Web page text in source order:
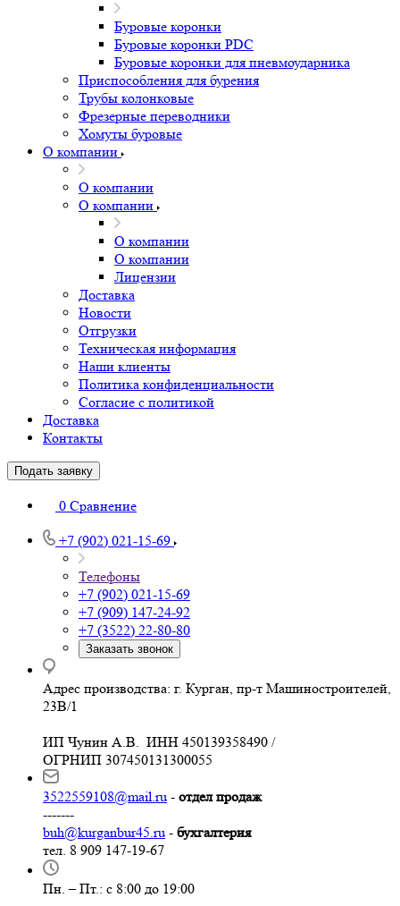
Буровые коронки
Буровые коронки PDC
Буровые коронки для пневмоударника
Приспособления для бурения
Трубы колонковые
Фрезерные переводники
Хомуты буровые
О компании
О компании
О компании
О компании
О компании
Лицензии
Доставка
Новости
Отгрузки
Техническая информация
Наши клиенты
Политика конфиденциальности
Согласие с политикой
Доставка
Контакты
Подать заявку
0 Сравнение
+7 (902) 021-15-69
Телефоны
+7 (902) 021-15-69
+7 (909) 147-24-92
+7 (3522) 22-80-80
Заказать звонок
Адрес производства: г. Курган, пр-т Машиностроителей,
23В/1
ИП Чунин А.В. ИНН 450139358490 /
ОГРНИП 307450131300055
3522559108@mail.ru - отдел продаж
-------
buh@kurganbur45.ru - бухгалтерия
тел. 8 909 147-19-67
Пн. – Пт.: с 8:00 до 19:00